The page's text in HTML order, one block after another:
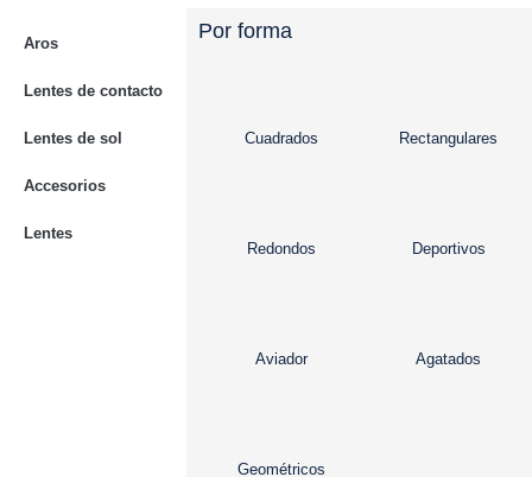
Aros
Lentes de contacto
Lentes de sol
Accesorios
Lentes
Por forma
Cuadrados Rectangulares
Redondos Deportivos
Aviador Agatados
Geométricos